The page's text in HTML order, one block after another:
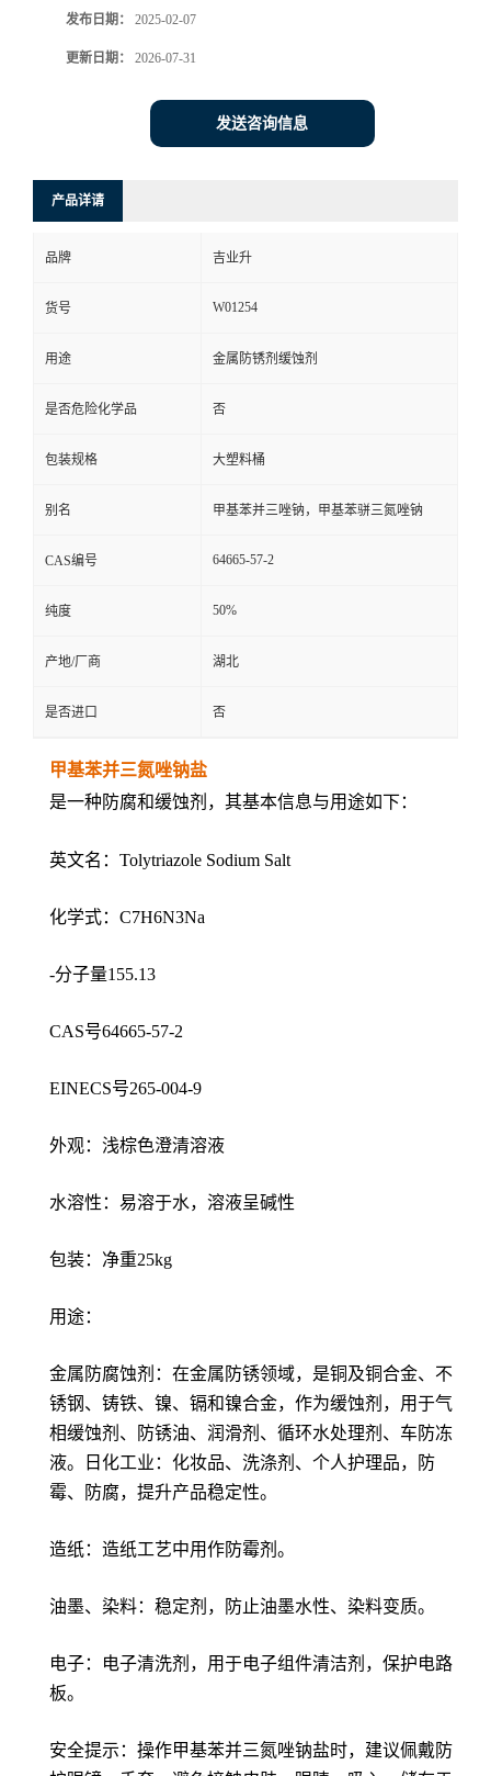
发布日期： 2025-02-07
更新日期： 2026-07-31
发送咨询信息
产品详请
品牌 吉业升
货号 W01254
用途 金属防锈剂缓蚀剂
是否危险化学品 否
包装规格 大塑料桶
别名 甲基苯并三唑钠，甲基苯骈三氮唑钠
CAS编号 64665-57-2
纯度 50%
产地/厂商 湖北
是否进口 否
甲基苯并三氮唑钠盐
是一种防腐和缓蚀剂，其基本信息与用途如下：
英文名：Tolytriazole Sodium Salt
化学式：C7H6N3Na
-分子量155.13
CAS号64665-57-2
EINECS号265-004-9
外观：浅棕色澄清溶液
水溶性：易溶于水，溶液呈碱性
包装：净重25kg
用途：
金属防腐蚀剂：在金属防锈领域，是铜及铜合金、不
锈钢、铸铁、镍、镉和镍合金，作为缓蚀剂，用于气
相缓蚀剂、防锈油、润滑剂、循环水处理剂、车防冻
液。日化工业：化妆品、洗涤剂、个人护理品，防
霉、防腐，提升产品稳定性。
造纸：造纸工艺中用作防霉剂。
油墨、染料：稳定剂，防止油墨水性、染料变质。
电子：电子清洗剂，用于电子组件清洁剂，保护电路
板。
安全提示：操作甲基苯并三氮唑钠盐时，建议佩戴防